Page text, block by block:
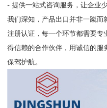
- 提供一站式咨询服务，让企业
我们深知，产品出口并非一蹴而
注册认证，每一个环节都需要专
得信赖的合作伙伴，用诚信的
保驾护航。